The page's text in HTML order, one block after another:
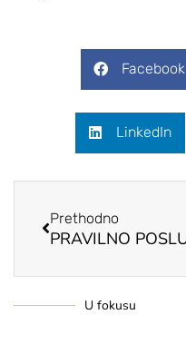
Facebook
LinkedIn
Prethodno
U fokusu